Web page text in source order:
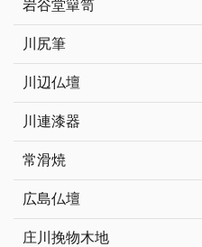
岩谷堂簞笥
川尻筆
川辺仏壇
川連漆器
常滑焼
広島仏壇
庄川挽物木地